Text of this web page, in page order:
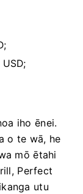
iho ēnei.
o te wā, he
mō ētahi
Perfect
utu